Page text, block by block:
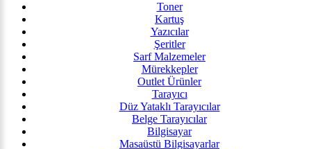
Toner
Kartuş
Yazıcılar
Şeritler
Sarf Malzemeler
Mürekkepler
Outlet Ürünler
Tarayıcı
Düz Yataklı Tarayıcılar
Belge Tarayıcılar
Bilgisayar
Masaüstü Bilgisayarlar